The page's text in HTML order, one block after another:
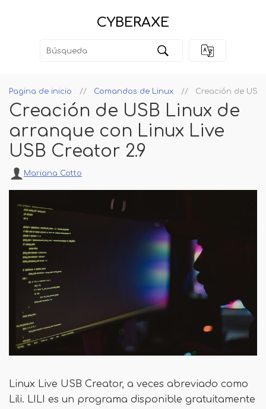
CYBERAXE
Pagina de inicio Comandos de Linux Creación de
Creación de USB Linux de
arranque con Linux Live
USB Creator 2.9
Mariana Cotto
Linux Live USB Creator, a veces abreviado como
Lili. LILI es un programa disponible gratuitamente